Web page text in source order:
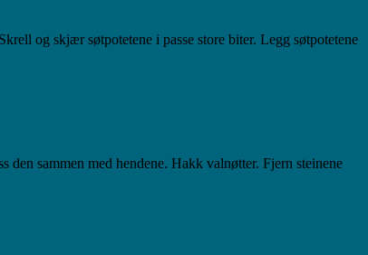
og skjær søtpotetene i passe store biter. Legg søtpotetene
sammen med hendene. Hakk valnøtter. Fjern steinene